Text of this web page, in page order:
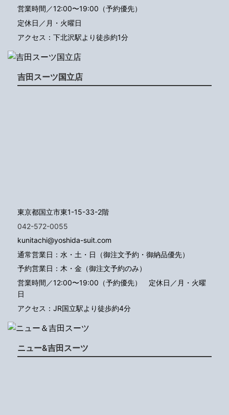
営業時間／12:00〜19:00（予約優先）
定休日／月・火曜日
アクセス：下北沢駅より徒歩約1分
吉田スーツ国立店
東京都国立市東1-15-33-2階
042-572-0055
kunitachi@yoshida-suit.com
通常営業日：水・土・日（御注文予約・御納品優先）
予約営業日：木・金（御注文予約のみ）
営業時間／12:00〜19:00（予約優先） 定休日／月・火曜
日
アクセス：JR国立駅より徒歩約4分
ニュー&吉田スーツ